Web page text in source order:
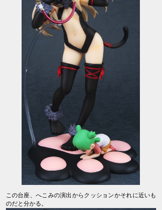
この台座、へこみの演出からクッションかそれに近いも
のだと分かる。